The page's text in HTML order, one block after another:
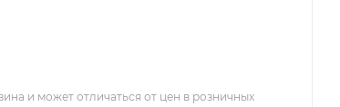
и может отличаться от цен в розничных